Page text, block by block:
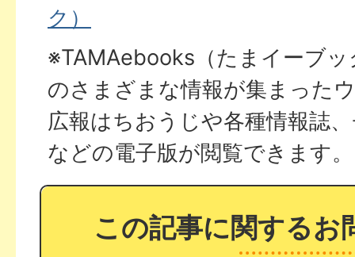
ク）
※TAMAebooks（たまイーブ
のさまざまな情報が集まった
広報はちおうじや各種情報誌
などの電子版が閲覧できます。
この記事に関するお